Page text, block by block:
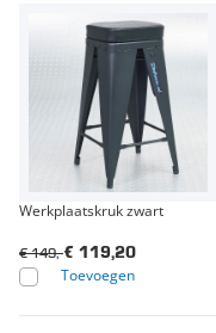
Werkplaatskruk zwart
€ 119,20
€ 149,-
Toevoegen